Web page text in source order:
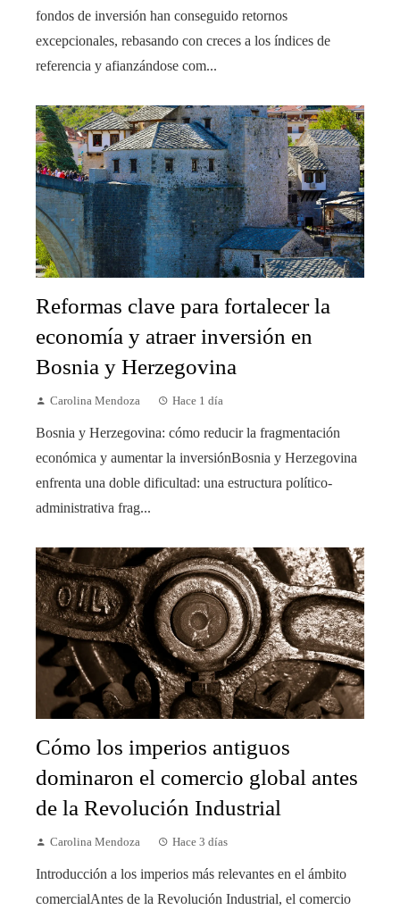
fondos de inversión han conseguido retornos
excepcionales, rebasando con creces a los índices de
referencia y afianzándose com...
Reformas clave para fortalecer la
economía y atraer inversión en
Bosnia y Herzegovina
Carolina Mendoza Hace 1 día
Bosnia y Herzegovina: cómo reducir la fragmentación
económica y aumentar la inversiónBosnia y Herzegovina
enfrenta una doble dificultad: una estructura político-
administrativa frag...
Cómo los imperios antiguos
dominaron el comercio global antes
de la Revolución Industrial
Carolina Mendoza Hace 3 días
Introducción a los imperios más relevantes en el ámbito
comercialAntes de la Revolución Industrial, el comercio